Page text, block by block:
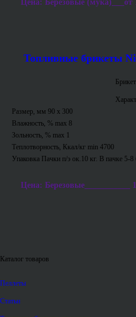
Цена: Березовые (мука)___от
Топливные брикеты
Размер, мм 90 х 300
Влажность, % max 8
Зольность, % max 1
Теплотворность, Ккал/кг min 4700
Упаковка Пачки п/э ок.10 кг. В пачке 5-8
Цена: Березовые___________
Каталог товаров
Пеллеты
Статьи